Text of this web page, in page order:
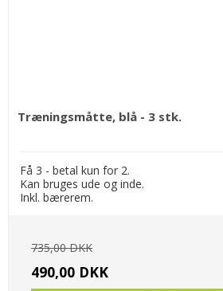
Træningsmåtte, blå - 3 stk.
Få 3 - betal kun for 2.
Kan bruges ude og inde.
Inkl. bærerem.
735,00 DKK
490,00 DKK